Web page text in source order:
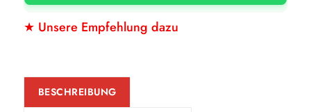
★ Unsere Empfehlung dazu
BESCHREIBUNG